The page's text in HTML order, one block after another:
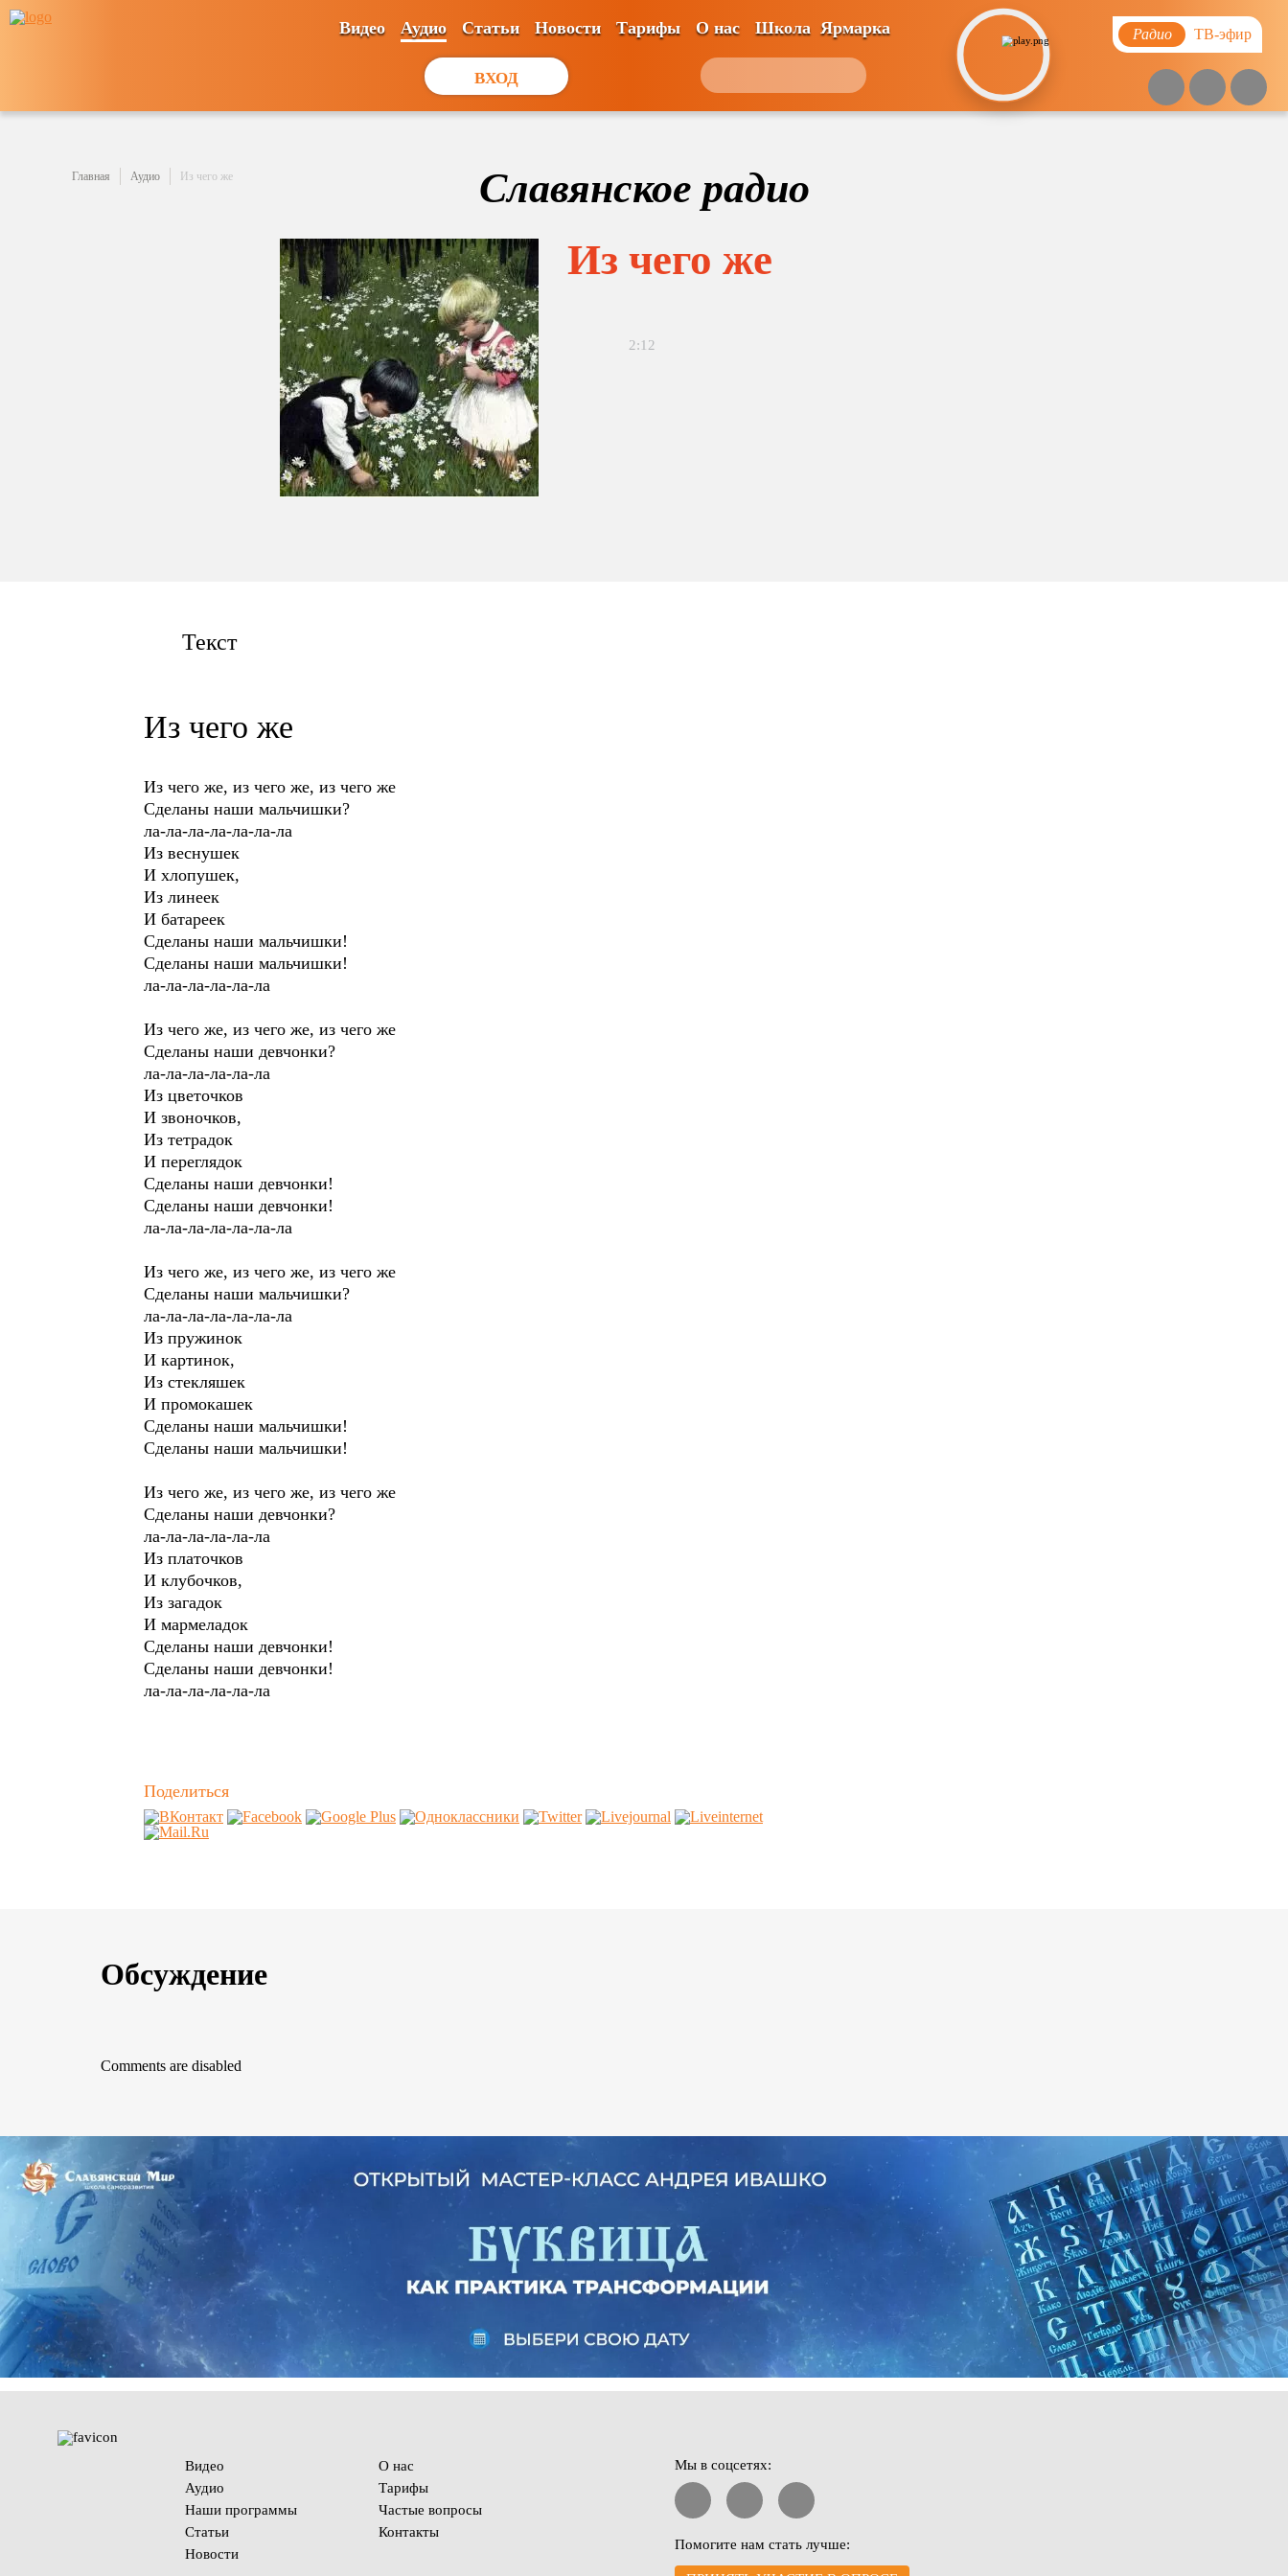
ВХОД
Видео Аудио Статьи Новости Тарифы О нас Школа Ярмарка Радио ТВ-эфир
Главная Аудио Из чего же Славянское радио
Из чего же
2:12
Текст
Из чего же
Из чего же, из чего же, из чего же
Сделаны наши мальчишки?
ла-ла-ла-ла-ла-ла-ла
Из веснушек
И хлопушек,
Из линеек
И батареек
Сделаны наши мальчишки!
Сделаны наши мальчишки!
ла-ла-ла-ла-ла-ла
Из чего же, из чего же, из чего же
Сделаны наши девчонки?
ла-ла-ла-ла-ла-ла
Из цветочков
И звоночков,
Из тетрадок
И переглядок
Сделаны наши девчонки!
Сделаны наши девчонки!
ла-ла-ла-ла-ла-ла-ла
Из чего же, из чего же, из чего же
Сделаны наши мальчишки?
ла-ла-ла-ла-ла-ла-ла
Из пружинок
И картинок,
Из стекляшек
И промокашек
Сделаны наши мальчишки!
Сделаны наши мальчишки!
Из чего же, из чего же, из чего же
Сделаны наши девчонки?
ла-ла-ла-ла-ла-ла
Из платочков
И клубочков,
Из загадок
И мармеладок
Сделаны наши девчонки!
Сделаны наши девчонки!
ла-ла-ла-ла-ла-ла
Поделиться
Обсуждение
Comments are disabled
Видео
Аудио
Наши программы
Статьи
Новости
О нас
Тарифы
Частые вопросы
Контакты
Мы в соцсетях:
Помогите нам стать лучше: